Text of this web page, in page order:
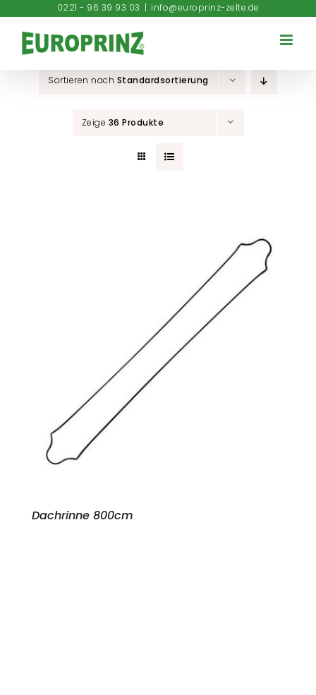
Inhalt
springen
0221 - 96 39 93 03 | info@europrinz-zelte.de
Sortieren nach Standardsortierung
Zeige 36 Produkte
Dachrinne 800cm